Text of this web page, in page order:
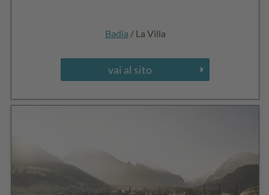
Badia / La Villa
vai al sito